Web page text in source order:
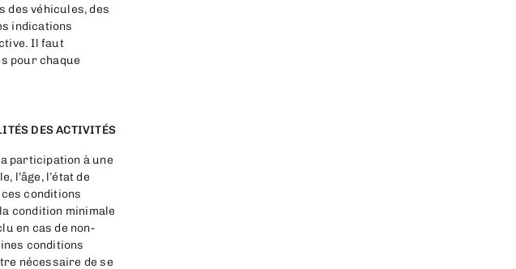
des véhicules, des
indications
Il faut
pour chaque
DES ACTIVITÉS
participation à une
l’âge, l’état de
conditions
condition minimale
en cas de non-
conditions
nécessaire de se